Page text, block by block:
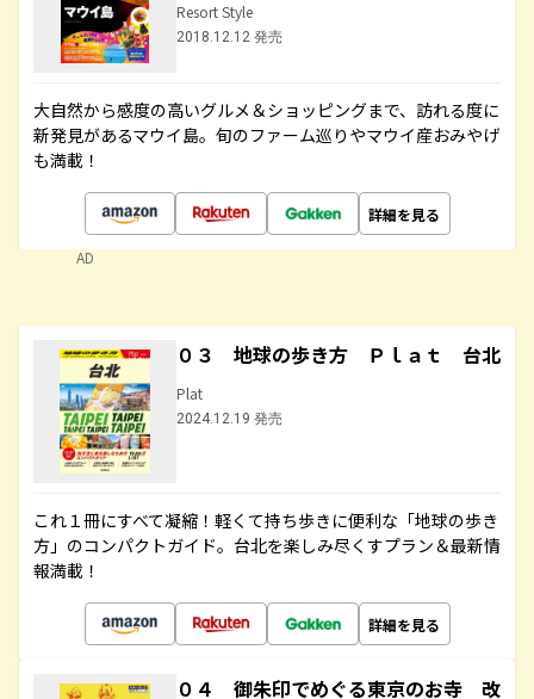
Resort Style
2018.12.12 発売
大自然から感度の高いグルメ＆ショッピングまで、訪れる度に
新発見があるマウイ島。旬のファーム巡りやマウイ産おみやげ
も満載！
詳細を見る
AD
０３ 地球の歩き方 Ｐｌａｔ 台北
Plat
2024.12.19 発売
これ１冊にすべて凝縮！軽くて持ち歩きに便利な「地球の歩き
方」のコンパクトガイド。台北を楽しみ尽くすプラン＆最新情
報満載！
詳細を見る
０４ 御朱印でめぐる東京のお寺 改